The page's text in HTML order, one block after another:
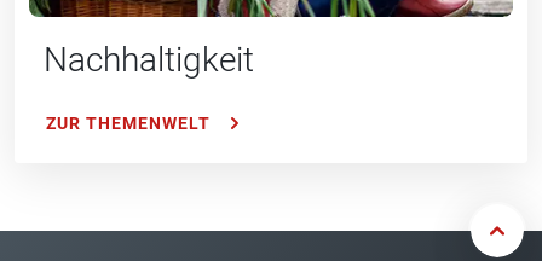
Nachhaltigkeit
ZUR THEMENWELT